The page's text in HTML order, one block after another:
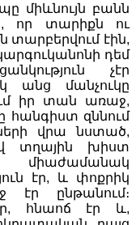
միևնույն բանն
որ տարիքն ու
տարբերվում էին,
դեմ
չէր
անց մանչուկը
իր տան առաջ,
հանգիստ զննում
վրա նստած,
տղային խիստ
միաժամանակ
էր, և փոքրիկ
ընթանում։
հնաոճ էր և,